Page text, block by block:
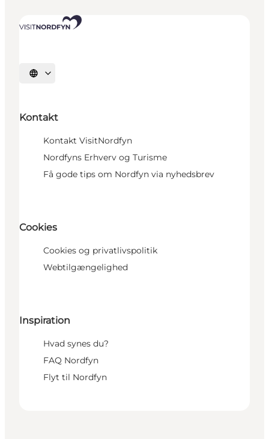
Vælg sprog
Kontakt
Kontakt VisitNordfyn
Nordfyns Erhverv og Turisme
Få gode tips om Nordfyn via nyhedsbrev
Cookies
Cookies og privatlivspolitik
Webtilgængelighed
Inspiration
Hvad synes du?
FAQ Nordfyn
Flyt til Nordfyn